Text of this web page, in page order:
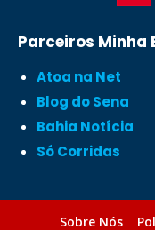
Parceiros Minha
Atoa na Net
Blog do Sena
Bahia Notícia
Só Corridas
Sobre Nós